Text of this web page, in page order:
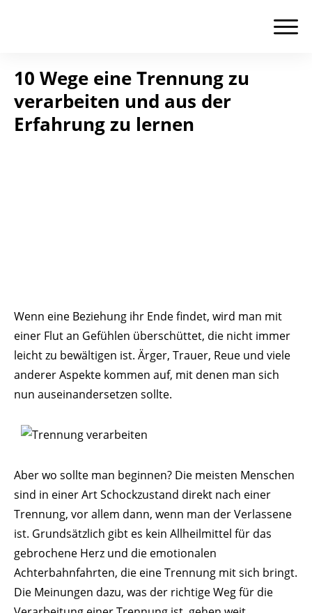
10 Wege eine Trennung zu
verarbeiten und aus der
Erfahrung zu lernen
Wenn eine Beziehung ihr Ende findet, wird man mit
einer Flut an Gefühlen überschüttet, die nicht immer
leicht zu bewältigen ist. Ärger, Trauer, Reue und viele
anderer Aspekte kommen auf, mit denen man sich
nun auseinandersetzen sollte.
Aber wo sollte man beginnen? Die meisten Menschen
sind in einer Art Schockzustand direkt nach einer
Trennung, vor allem dann, wenn man der Verlassene
ist. Grundsätzlich gibt es kein Allheilmittel für das
gebrochene Herz und die emotionalen
Achterbahnfahrten, die eine Trennung mit sich bringt.
Die Meinungen dazu, was der richtige Weg für die